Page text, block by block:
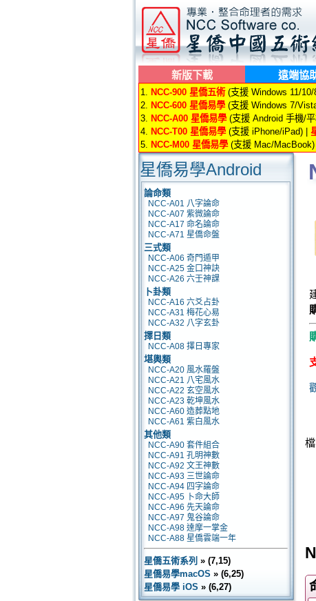
新版下載 遠端協
1. NCC-900 星僑五術(支援 Windows 11/10/
2. NCC-600 星僑易學(支援 Windows 7/
3. NCC-A00 星僑易學(支援 Android 手機/
4. NCC-T00 星僑易學(支援 iPhone/iPad) |
5. NCC-M00 星僑易學(支援 Mac/MacBook)
星僑易學Android
論命類
NCC-A01 八字論命
NCC-A07 紫微論命
NCC-A17 命名論命
NCC-A71 星僑命盤
三式類
NCC-A06 奇門遁甲
NCC-A25 金口神訣
NCC-A26 六壬神課
卜卦類
NCC-A16 六爻占卦
NCC-A31 梅花心易
NCC-A32 八字玄卦
擇日類
NCC-A08 擇日專家
堪輿類
NCC-A20 風水羅盤
NCC-A21 八宅風水
NCC-A22 玄空風水
NCC-A23 乾坤風水
NCC-A60 造葬點地
NCC-A61 紫白風水
其他類
NCC-A90 套件組合
NCC-A91 孔明神數
NCC-A92 文王神數
NCC-A93 三世論命
NCC-A94 四字論命
NCC-A95 卜命大師
NCC-A96 先天論命
NCC-A97 鬼谷論命
NCC-A98 達摩一掌金
NCC-A88 星僑雲端一年
星僑五術系列 » (7,15)
星僑易學macOS » (6,25)
星僑易學 iOS » (6,27)